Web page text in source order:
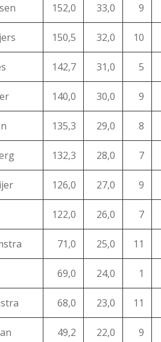
152,0 33,0 9
150,5 32,0 10
142,7 31,0 5
140,0 30,0 9
135,3 29,0 8
132,3 28,0 7
126,0 27,0 9
122,0 26,0 7
71,0 25,0 11
69,0 24,0 1
68,0 23,0 11
49,2 22,0 9